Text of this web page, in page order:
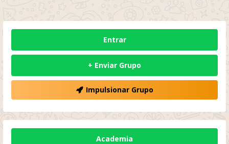
Entrar
+ Enviar Grupo
Impulsionar Grupo
Academia